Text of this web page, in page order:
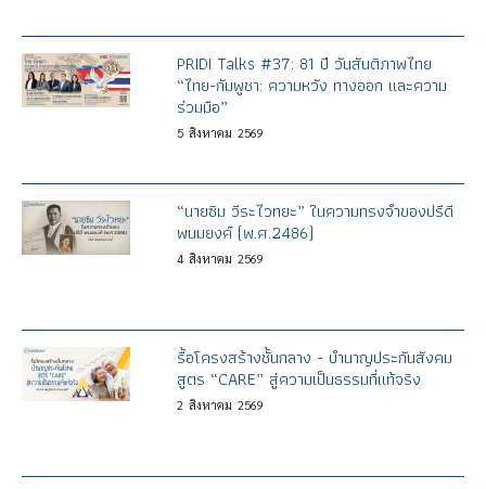
PRIDI Talks #37: 81 ปี วันสันติภาพไทย
“ไทย-กัมพูชา: ความหวัง ทางออก และความ
ร่วมมือ”
5 สิงหาคม 2569
“นายซิม วีระไวทยะ” ในความทรงจำของปรีดี
พนมยงค์ (พ.ศ.2486)
4 สิงหาคม 2569
รื้อโครงสร้างชั้นกลาง - บำนาญประกันสังคม
สูตร “CARE” สู่ความเป็นธรรมที่แท้จริง
2 สิงหาคม 2569